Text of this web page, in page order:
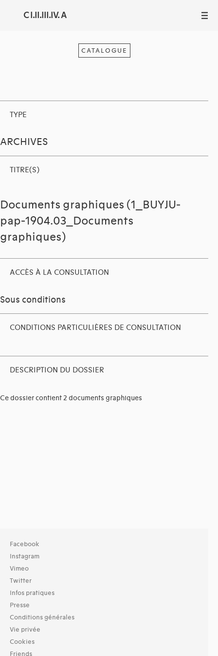
C I.II.III.IV. A III
CATALOGUE
TYPE
ARCHIVES
TITRE(S)
Documents graphiques (1_BUYJU-
pap-1904.03_Documents
graphiques)
ACCÈS À LA CONSULTATION
Sous conditions
CONDITIONS PARTICULIÈRES DE CONSULTATION
DESCRIPTION DU DOSSIER
Ce dossier contient 2 documents graphiques
Facebook
Instagram
Vimeo
Twitter
Infos pratiques
Presse
Conditions générales
Vie privée
Cookies
Friends